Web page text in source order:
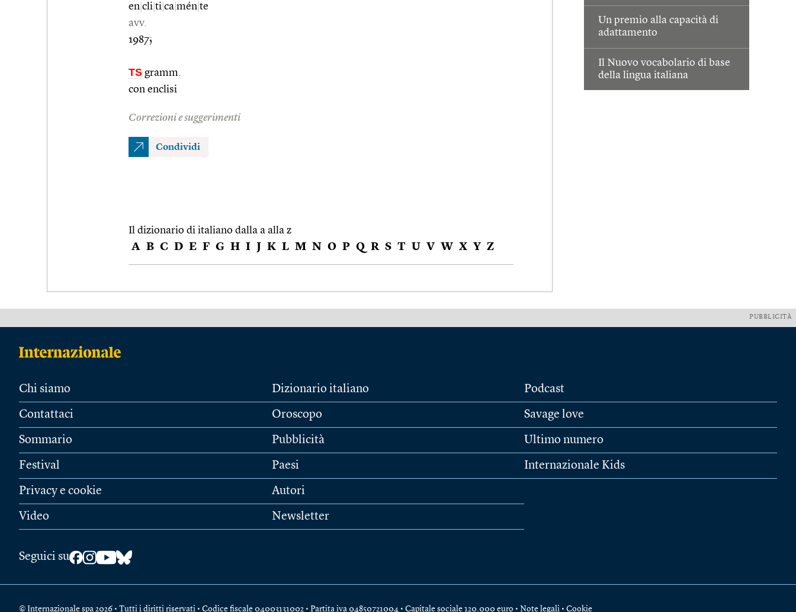
Un premio alla capacità di
adattamento
Il Nuovo vocabolario di base
della lingua italiana
en cli ti ca mén te
avv.
1987;
TS gramm.
con enclisi
Correzioni e suggerimenti
Condividi
Il dizionario di italiano dalla a alla z
A B C D E F G H I J K L M N O P Q R S T U V W X Y Z
PUBBLICITÀ
Chi siamo
Contattaci
Sommario
Festival
Privacy e cookie
Video
Dizionario italiano
Oroscopo
Pubblicità
Paesi
Autori
Newsletter
Podcast
Savage love
Ultimo numero
Internazionale Kids
Seguici su
© Internazionale spa 2026 • Tutti i diritti riservati • Codice fiscale 04003131002 • Partita iva 04850721004 • Capitale sociale 120.000 euro • Note legali • Cookie